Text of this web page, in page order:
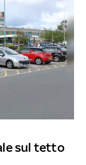
sul tetto